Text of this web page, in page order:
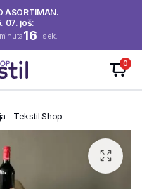
ASORTIMAN.
07. još:
minuta16 sek.
0
– Tekstil Shop